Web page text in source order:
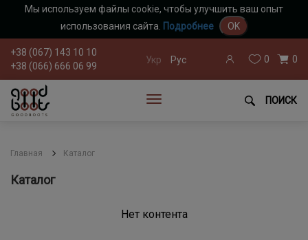
Мы используем файлы cookie, чтобы улучшить ваш опыт
использования сайта. Подробнее OK
+38 (067) 143 10 10
+38 (066) 666 06 99
Укр Рус 0 0
ПОИСК
Главная Каталог
Каталог
Нет контента